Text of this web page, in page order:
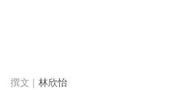
林欣怡